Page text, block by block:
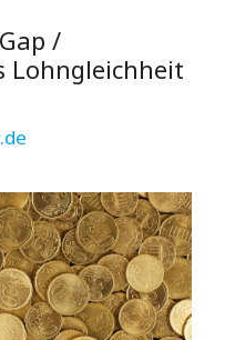
/
Lohngleichheit